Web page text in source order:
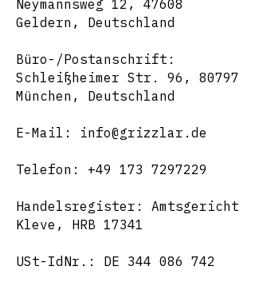
Neymannsweg 12, 47608
Geldern, Deutschland
Büro-/Postanschrift:
Schleißheimer Str. 96, 80797
München, Deutschland
E-Mail: info@grizzlar.de
Telefon: +49 173 7297229
Handelsregister: Amtsgericht
Kleve, HRB 17341
USt-IdNr.: DE 344 086 742